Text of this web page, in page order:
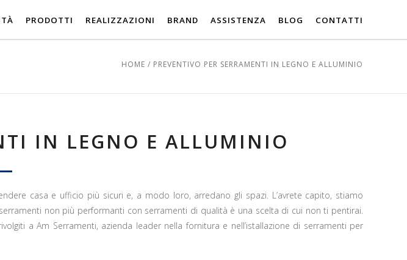
PRODOTTI REALIZZAZIONI BRAND ASSISTENZA BLOG CONTATTI
HOME / PREVENTIVO PER SERRAMENTI IN LEGNO E ALLUMINIO
IN LEGNO E ALLUMINIO
casa e ufficio più sicuri e, a modo loro, arredano gli spazi. L’avrete capito, stiamo
non più performanti con serramenti di qualità è una scelta di cui non ti pentirai.
a Am Serramenti, azienda leader nella fornitura e nell’istallazione di serramenti per